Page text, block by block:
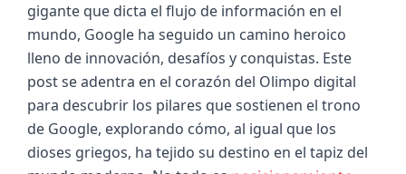
gigante que dicta el flujo de información en el
mundo, Google ha seguido un camino heroico
lleno de innovación, desafíos y conquistas. Este
post se adentra en el corazón del Olimpo digital
para descubrir los pilares que sostienen el trono
de Google, explorando cómo, al igual que los
dioses griegos, ha tejido su destino en el tapiz del